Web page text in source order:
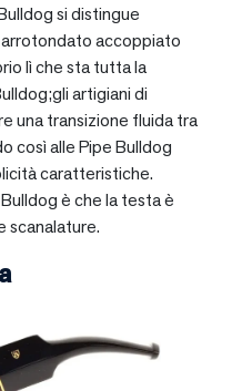
si distingue
accoppiato
lì che sta tutta la
artigiani di
una transizione fluida tra
così alle Pipe Bulldog
caratteristiche.
è che la testa è
scanalature.